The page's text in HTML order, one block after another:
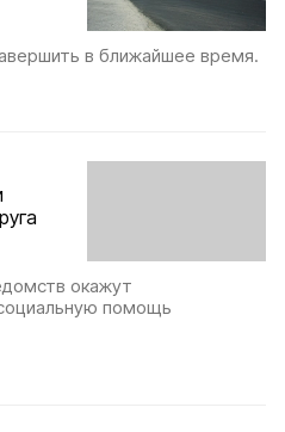
в ближайшее время.
окажут
помощь